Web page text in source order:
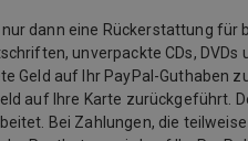
dann eine Rückerstattung
unverpackte CDs,
Geld auf Ihr PayPal-Guthaben
auf Ihre Karte zurückgeführt.
Bei Zahlungen, die